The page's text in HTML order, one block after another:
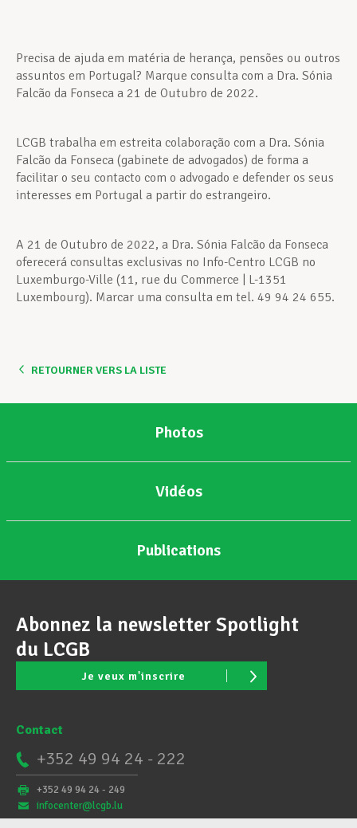
Precisa de ajuda em matéria de herança, pensões ou outros
assuntos em Portugal? Marque consulta com a Dra. Sónia
Falcão da Fonseca a 21 de Outubro de 2022.
LCGB trabalha em estreita colaboração com a Dra. Sónia
Falcão da Fonseca (gabinete de advogados) de forma a
facilitar o seu contacto com o advogado e defender os seus
interesses em Portugal a partir do estrangeiro.
A 21 de Outubro de 2022, a Dra. Sónia Falcão da Fonseca
oferecerá consultas exclusivas no Info-Centro LCGB no
Luxemburgo-Ville (11, rue du Commerce | L-1351
Luxembourg). Marcar uma consulta em tel. 49 94 24 655.
RETOURNER VERS LA LISTE
Photos
Vidéos
Publications
Abonnez la newsletter Spotlight
du LCGB
Je veux m'inscrire
Contact
+352 49 94 24 - 222
+352 49 94 24 - 249
infocenter@lcgb.lu